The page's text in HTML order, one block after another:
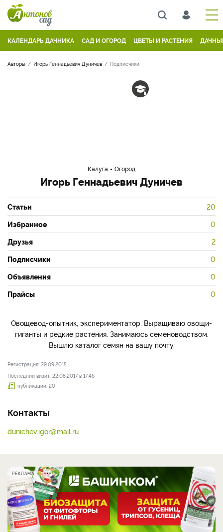
КАЛЕНДАРЬ ДАЧНИКА САД И ОГОРОД ЦВЕТЫ И РАСТЕНИЯ
Авторы Игорь Геннадьевич Дуничев Подписчики
Калуга Огород
Игорь Геннадьевич Дуничев
Статьи 20
Избранное 0
Друзья 2
Подписчики 0
Объявления 0
Прайсы 0
Овощевод-опытник, экспериментатор. Выращиваю овощи-
гиганты и редкие растения. Занимаюсь семеноводством.
Вышлю каталог семян на вашу почту.
Регистрация: 29.09.2015
Последний визит: 22.08.2017 в 17:46
публикаций: 20
Контакты
dunichev.igor@mail.ru
РЕКЛАМА